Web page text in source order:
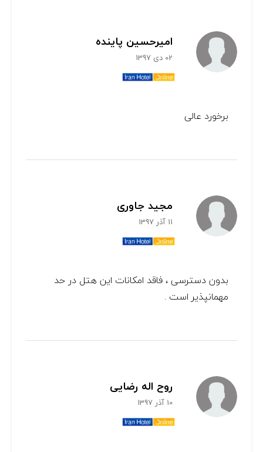
امیرحسین پاینده
02 دی 1397
برخورد عالی
مجید جاوری
11 آذر 1397
بدون دسترسی ، فاقد امکانات این هتل در حد
مهمانپذیر است .
روح اله رضایی
10 آذر 1397